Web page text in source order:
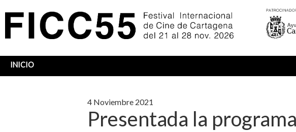
Sobrescribir
INICIO
4 Noviembre 2021
Presentada la